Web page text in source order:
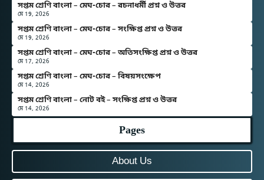
সপ্তম শ্রেণি বাংলা – মেঘ-চোর – রচনাধর্মী প্রশ্ন ও উত্তর
মে 19, 2026
সপ্তম শ্রেণি বাংলা – মেঘ-চোর – সংক্ষিপ্ত প্রশ্ন ও উত্তর
মে 19, 2026
সপ্তম শ্রেণি বাংলা – মেঘ-চোর – অতিসংক্ষিপ্ত প্রশ্ন ও উত্তর
মে 17, 2026
সপ্তম শ্রেণি বাংলা – মেঘ-চোর – বিষয়সংক্ষেপ
মে 14, 2026
সপ্তম শ্রেণি বাংলা – নোট বই – সংক্ষিপ্ত প্রশ্ন ও উত্তর
মে 14, 2026
Pages
About Us